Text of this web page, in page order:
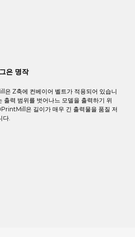
은 명작
은 Z축에 컨베이어 벨트가 적용되어 있습니
출력 범위를 벗어나느 모델을 출력하기 위
은 길이가 매우 긴 출력물을 품질 저
다